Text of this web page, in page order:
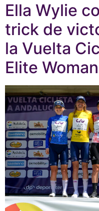
Ella Wylie
trick de
la Vuelta
Elite Woman